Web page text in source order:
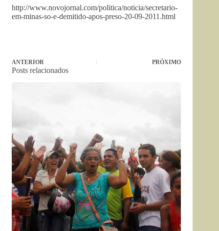
http://www.novojornal.com/politica/noticia/secretario-
em-minas-so-e-demitido-apos-preso-20-09-2011.html
ANTERIOR PRÓXIMO
Posts relacionados